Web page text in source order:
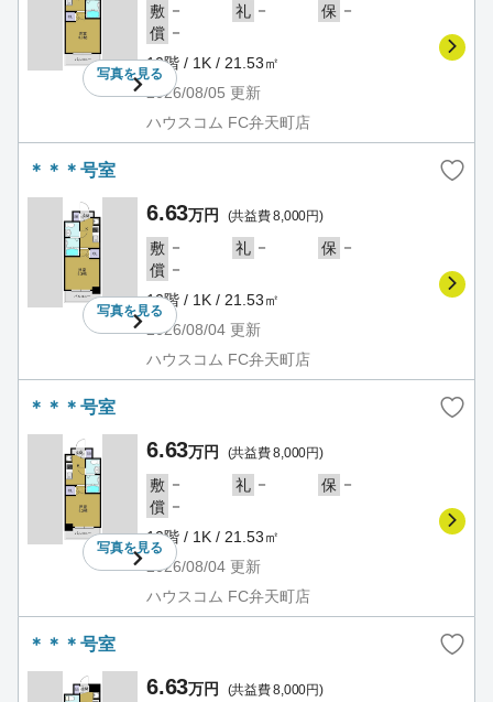
写真を見る
敷 － 礼 － 保 －
償 －
10階 / 1K / 21.53㎡
2026/08/05 更新
ハウスコム FC弁天町店
＊＊＊号室
写真を見る
6.63万円 (共益費 8,000円)
敷 － 礼 － 保 －
償 －
10階 / 1K / 21.53㎡
2026/08/04 更新
ハウスコム FC弁天町店
＊＊＊号室
写真を見る
6.63万円 (共益費 8,000円)
敷 － 礼 － 保 －
償 －
10階 / 1K / 21.53㎡
2026/08/04 更新
ハウスコム FC弁天町店
＊＊＊号室
6.63万円 (共益費 8,000円)